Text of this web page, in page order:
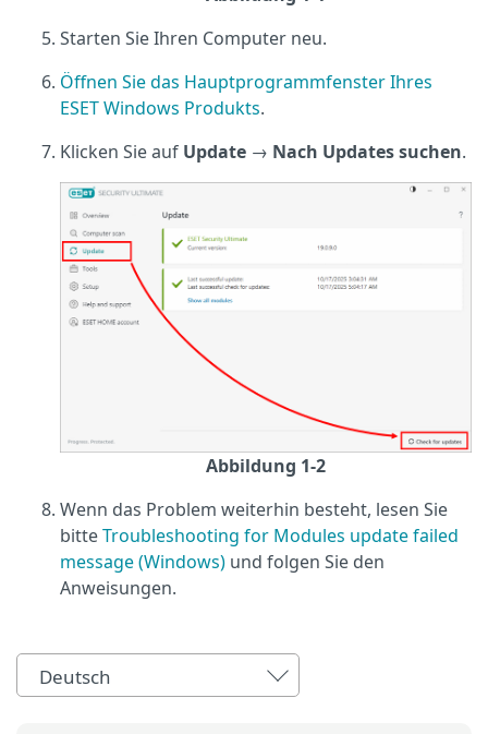
Starten Sie Ihren Computer neu.
Öffnen Sie das Hauptprogrammfenster Ihres
ESET Windows Produkts.
Klicken Sie auf Update → Nach Updates suchen.
Abbildung 1-2
Wenn das Problem weiterhin besteht, lesen Sie
bitteTroubleshooting for Modules update failed
message (Windows) und folgen Sie den
Anweisungen.
Deutsch